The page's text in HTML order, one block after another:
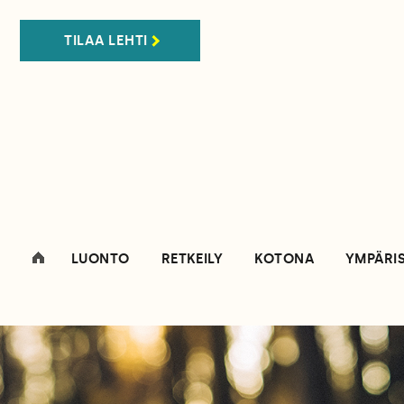
TILAA LEHTI
LUONTO RETKEILY KOTONA